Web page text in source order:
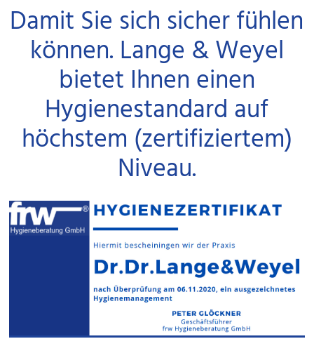
Damit Sie sich sicher fühlen
können. Lange & Weyel
bietet Ihnen einen
Hygienestandard auf
höchstem (zertifiziertem)
Niveau.